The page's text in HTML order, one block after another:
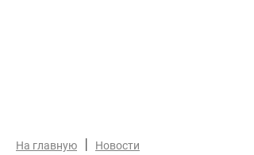
На главную | Новости